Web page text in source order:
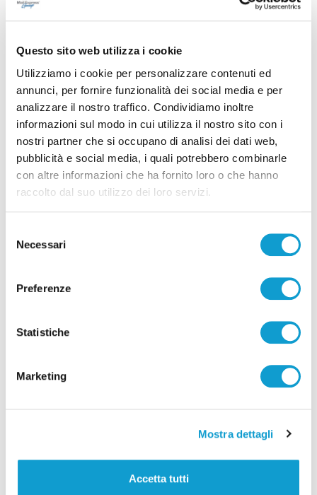
Questo sito web utilizza i cookie
Utilizziamo i cookie per personalizzare contenuti ed
annunci, per fornire funzionalità dei social media e per
analizzare il nostro traffico. Condividiamo inoltre
informazioni sul modo in cui utilizza il nostro sito con i
nostri partner che si occupano di analisi dei dati web,
pubblicità e social media, i quali potrebbero combinarle
con altre informazioni che ha fornito loro o che hanno
raccolto dal suo utilizzo dei loro servizi.
delNecessari
Preferenze
Statistiche
Marketing
Mostra dettagli
Accetta tutti
Lite ad Ancona, parapiglia in Pronto soccorso:
tre arrestati
di Sergio Cinquino